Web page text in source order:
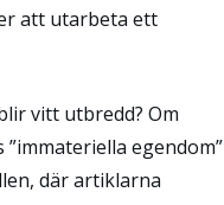
att utarbeta ett
vitt utbredd? Om
egendom”
där artiklarna